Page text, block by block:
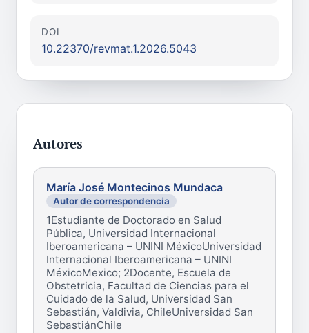
DOI
10.22370/revmat.1.2026.5043
Autores
María José Montecinos Mundaca
Autor de correspondencia
1Estudiante de Doctorado en Salud
Pública, Universidad Internacional
Iberoamericana – UNINI MéxicoUniversidad
Internacional Iberoamericana – UNINI
MéxicoMexico; 2Docente, Escuela de
Obstetricia, Facultad de Ciencias para el
Cuidado de la Salud, Universidad San
Sebastián, Valdivia, ChileUniversidad San
SebastiánChile